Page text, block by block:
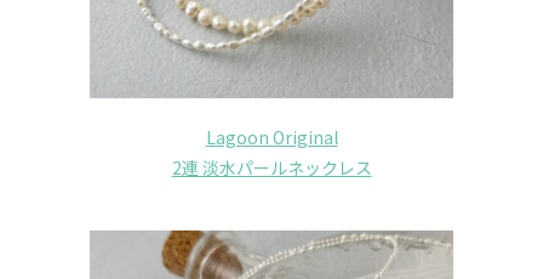
Lagoon Original
2連 淡水パールネックレス